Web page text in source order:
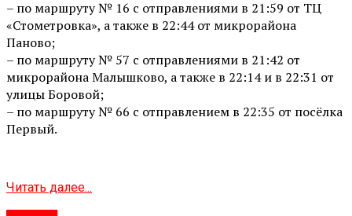
– по маршруту № 16 с отправлениями в 21:59 от ТЦ
«Стометровка», а также в 22:44 от микрорайона
Паново;
– по маршруту № 57 с отправлениями в 21:42 от
микрорайона Малышково, а также в 22:14 и в 22:31 от
улицы Боровой;
– по маршруту № 66 с отправлением в 22:35 от посёлка
Первый.
Читать далее...